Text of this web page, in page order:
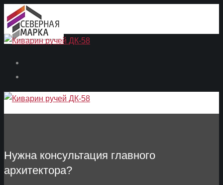
Нужна консультация главного
архитектора?